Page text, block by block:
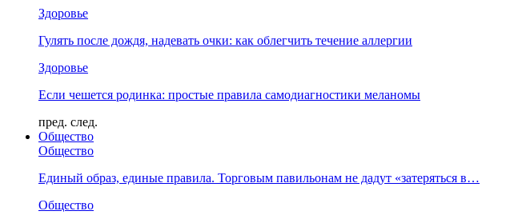
Здоровье
Гулять после дождя, надевать очки: как облегчить течение аллергии
Здоровье
Если чешется родинка: простые правила самодиагностики меланомы
пред. след.
Общество
Общество
Единый образ, единые правила. Торговым павильонам не дадут «затеряться в…
Общество